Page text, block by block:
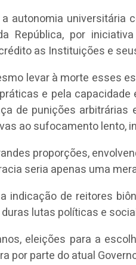
autonomia
República, por
as Instituições e
levar à morte esses
e pela
de punições
ao sufocamento lento,
proporções,
seria apenas uma
indicação de reitores
lutas políticas e
eleições para a
por parte do atual